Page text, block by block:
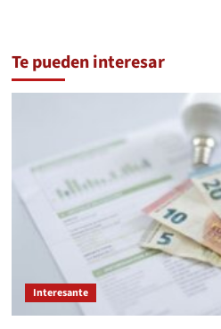
Te pueden interesar
Interesante